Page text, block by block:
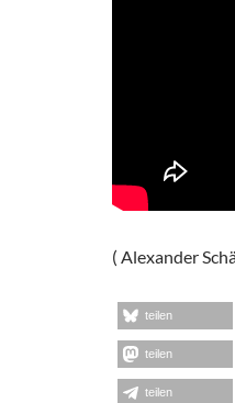
( Alexander
teilen
teilen
teilen